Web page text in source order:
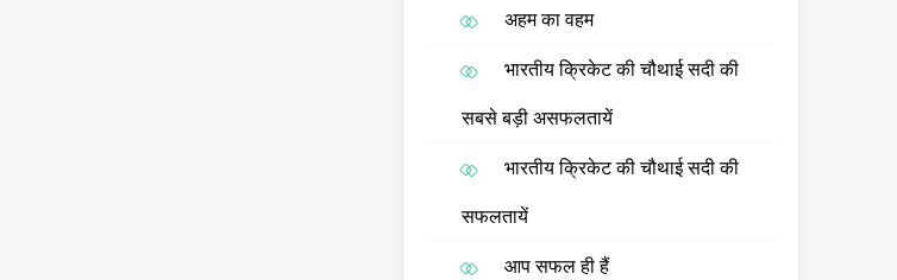
अहम का वहम
भारतीय क्रिकेट की चौथाई सदी की
सबसे बड़ी असफलतायें
भारतीय क्रिकेट की चौथाई सदी की
सफलतायें
आप सफल ही हैं